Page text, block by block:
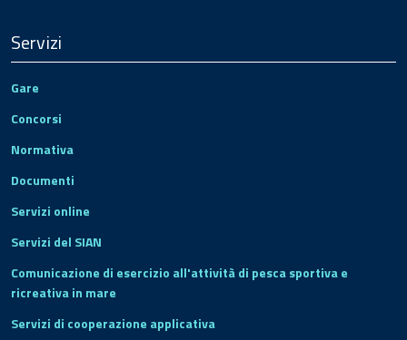
Servizi
Gare
Concorsi
Normativa
Documenti
Servizi online
Servizi del SIAN
Comunicazione di esercizio all'attività di pesca sportiva e
ricreativa in mare
Servizi di cooperazione applicativa